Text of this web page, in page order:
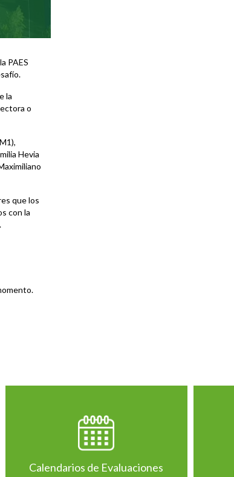
PAES
la
o
Hevia
que los
con la
Calendarios de Evaluaciones